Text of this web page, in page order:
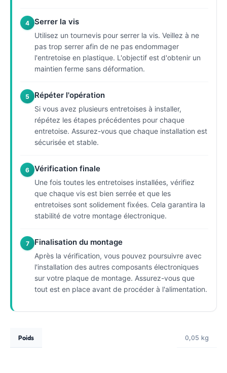
4 Serrer la vis
Utilisez un tournevis pour serrer la vis. Veillez à ne
pas trop serrer afin de ne pas endommager
l'entretoise en plastique. L'objectif est d'obtenir un
maintien ferme sans déformation.
5 Répéter l'opération
Si vous avez plusieurs entretoises à installer,
répétez les étapes précédentes pour chaque
entretoise. Assurez-vous que chaque installation est
sécurisée et stable.
6 Vérification finale
Une fois toutes les entretoises installées, vérifiez
que chaque vis est bien serrée et que les
entretoises sont solidement fixées. Cela garantira la
stabilité de votre montage électronique.
7 Finalisation du montage
Après la vérification, vous pouvez poursuivre avec
l'installation des autres composants électroniques
sur votre plaque de montage. Assurez-vous que
tout est en place avant de procéder à l'alimentation.
Poids 0,05 kg